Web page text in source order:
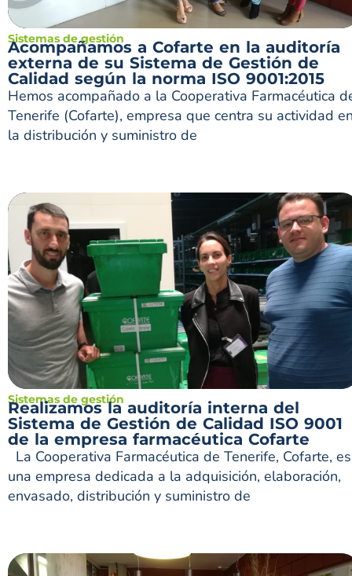
Sistemas de gestión
Acompañamos a Cofarte en la auditoría
externa de su Sistema de Gestión de
Calidad según la norma ISO 9001:2015
Hemos acompañado a la Cooperativa Farmacéutica
Tenerife (Cofarte), empresa que centra su actividad
la distribución y suministro de
Sistemas de gestión
Realizamos la auditoría interna del
Sistema de Gestión de Calidad ISO 9001
de la empresa farmacéutica Cofarte
La Cooperativa Farmacéutica de Tenerife, Cofarte, es
una empresa dedicada a la adquisición, elaboración,
envasado, distribución y suministro de